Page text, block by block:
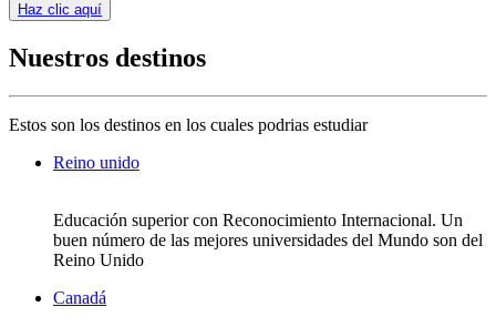
Haz clic aquí
Nuestros destinos
Estos son los destinos en los cuales podrias estudiar
Reino unido
Educación superior con Reconocimiento Internacional. Un
buen número de las mejores universidades del Mundo son del
Reino Unido
Canadá